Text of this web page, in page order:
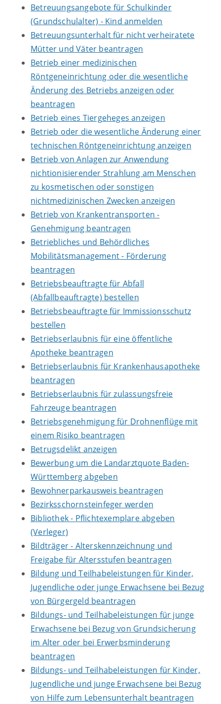
Betreuungsangebote für Schulkinder
(Grundschulalter) - Kind anmelden
Betreuungsunterhalt für nicht verheiratete
Mütter und Väter beantragen
Betrieb einer medizinischen
Röntgeneinrichtung oder die wesentliche
Änderung des Betriebs anzeigen oder
beantragen
Betrieb eines Tiergeheges anzeigen
Betrieb oder die wesentliche Änderung einer
technischen Röntgeneinrichtung anzeigen
Betrieb von Anlagen zur Anwendung
nichtionisierender Strahlung am Menschen
zu kosmetischen oder sonstigen
nichtmedizinischen Zwecken anzeigen
Betrieb von Krankentransporten -
Genehmigung beantragen
Betriebliches und Behördliches
Mobilitätsmanagement - Förderung
beantragen
Betriebsbeauftragte für Abfall
(Abfallbeauftragte) bestellen
Betriebsbeauftragte für Immissionsschutz
bestellen
Betriebserlaubnis für eine öffentliche
Apotheke beantragen
Betriebserlaubnis für Krankenhausapotheke
beantragen
Betriebserlaubnis für zulassungsfreie
Fahrzeuge beantragen
Betriebsgenehmigung für Drohnenflüge mit
einem Risiko beantragen
Betrugsdelikt anzeigen
Bewerbung um die Landarztquote Baden-
Württemberg abgeben
Bewohnerparkausweis beantragen
Bezirksschornsteinfeger werden
Bibliothek - Pflichtexemplare abgeben
(Verleger)
Bildträger - Alterskennzeichnung und
Freigabe für Altersstufen beantragen
Bildung und Teilhabeleistungen für Kinder,
Jugendliche oder junge Erwachsene bei Bezug
von Bürgergeld beantragen
Bildungs- und Teilhabeleistungen für junge
Erwachsene bei Bezug von Grundsicherung
im Alter oder bei Erwerbsminderung
beantragen
Bildungs- und Teilhabeleistungen für Kinder,
Jugendliche und junge Erwachsene bei Bezug
von Hilfe zum Lebensunterhalt beantragen